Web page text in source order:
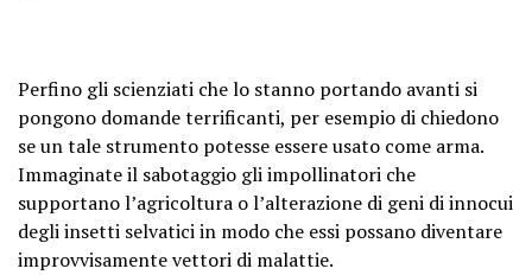
Perfino gli scienziati che lo stanno portando avanti si
pongono domande terrificanti, per esempio di chiedono
se un tale strumento potesse essere usato come arma.
Immaginate il sabotaggio gli impollinatori che
supportano l’agricoltura o l’alterazione di geni di innocui
degli insetti selvatici in modo che essi possano diventare
improvvisamente vettori di malattie.